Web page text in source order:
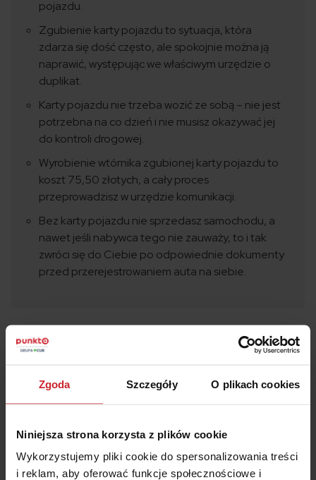
Zgoda Szczegóły O plikach cookies
Niniejsza strona korzysta z plików cookie
Wykorzystujemy pliki cookie do spersonalizowania treści
i reklam, aby oferować funkcje społecznościowe i
pojazdu.
Zgubienie karty pojazdu to sytuacja, która
zdarza się dość często, ale spokojnie można ją
naprawić, występując we właściwym urzędzie o
duplikat.
Karty pojazdu nie trzeba wozić ze sobą – nie jest
potrzebna na co dzień i nie musisz okazywać jej
do kontroli drogowej.
Wyrobienie wtórnika zgubionej karty pojazdu to
koszt 75,50 złotych, a cały proces
przeprowadzisz w urzędzie komunikacji.
Bez karty pojazdu nie sprzedasz samochodu, a
nawet jeśli nabywca tego nie zauważy, to i tak
zwróci się do Ciebie po odpowiednie dokumenty
przed przerejestrowaniem auta na siebie.